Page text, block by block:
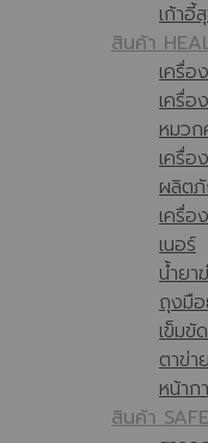
เก้า
สินค้า
เครื่อ
เครื่
หมว
เครื่อ
ผลิต
เครื่อ
เนอร์
น้ำยา
ถุงมื
เข็ม
ตาข่า
หน้าก
สินค้า